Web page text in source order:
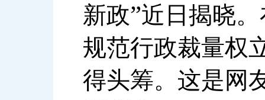
新政”近日揭晓
规范行政裁量权
得头筹。这是网